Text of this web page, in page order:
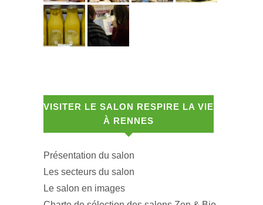
VISITER LE SALON RESPIRE LA VIE
À RENNES
Présentation du salon
Les secteurs du salon
Le salon en images